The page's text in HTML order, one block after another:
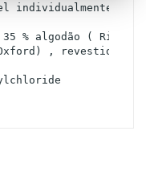
individualmente
% algodão (
, revestido de